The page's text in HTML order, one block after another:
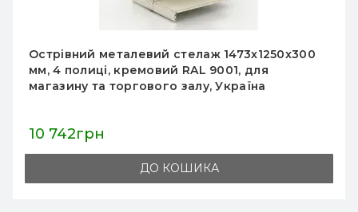
Острівний металевий стелаж 1473x1250x300
мм, 4 полиці, кремовий RAL 9001, для
магазину та торгового залу, Україна
10 742грн
ДО КОШИКА